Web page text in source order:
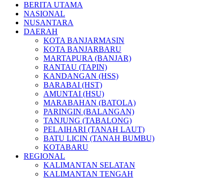
BERITA UTAMA
NASIONAL
NUSANTARA
DAERAH
KOTA BANJARMASIN
KOTA BANJARBARU
MARTAPURA (BANJAR)
RANTAU (TAPIN)
KANDANGAN (HSS)
BARABAI (HST)
AMUNTAI (HSU)
MARABAHAN (BATOLA)
PARINGIN (BALANGAN)
TANJUNG (TABALONG)
PELAIHARI (TANAH LAUT)
BATU LICIN (TANAH BUMBU)
KOTABARU
REGIONAL
KALIMANTAN SELATAN
KALIMANTAN TENGAH